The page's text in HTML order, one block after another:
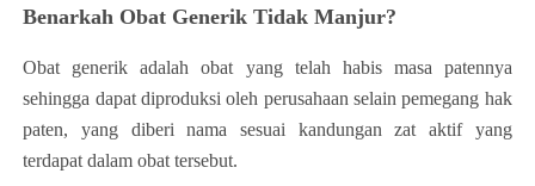
Benarkah Obat Generik Tidak Manjur?
Obat generik adalah obat yang telah habis masa patennya
sehingga dapat diproduksi oleh perusahaan selain pemegang hak
paten, yang diberi nama sesuai kandungan zat aktif yang
terdapat dalam obat tersebut.